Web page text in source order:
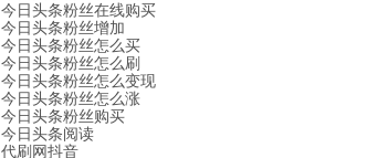
今日头条粉丝在线购买
今日头条粉丝增加
今日头条粉丝怎么买
今日头条粉丝怎么刷
今日头条粉丝怎么变现
今日头条粉丝怎么涨
今日头条粉丝购买
今日头条阅读
代刷网抖音